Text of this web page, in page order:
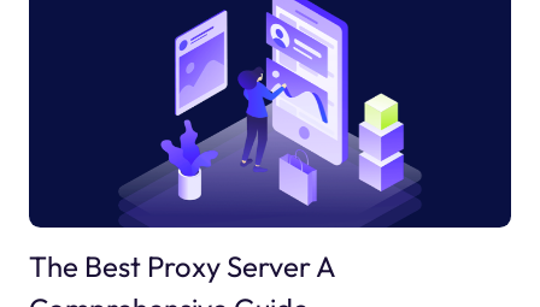
The Best Proxy Server A